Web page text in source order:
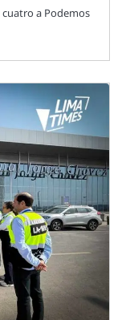
a Podemos